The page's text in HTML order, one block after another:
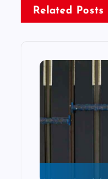
Related Posts